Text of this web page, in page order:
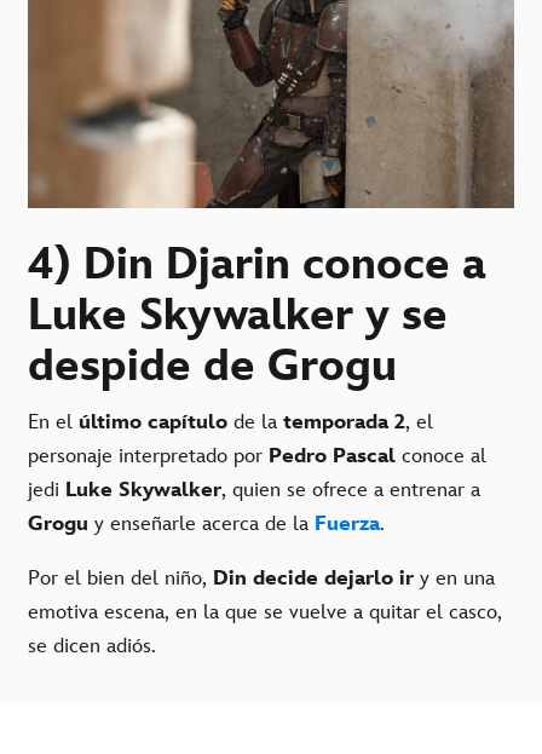
4) Din Djarin conoce a
Luke Skywalker y se
despide de Grogu
En el último capítulo de la temporada 2, el
personaje interpretado por Pedro Pascal conoce al
jedi Luke Skywalker, quien se ofrece a entrenar a
Grogu y enseñarle acerca de la Fuerza.
Por el bien del niño, Din decide dejarlo ir y en una
emotiva escena, en la que se vuelve a quitar el casco,
se dicen adiós.